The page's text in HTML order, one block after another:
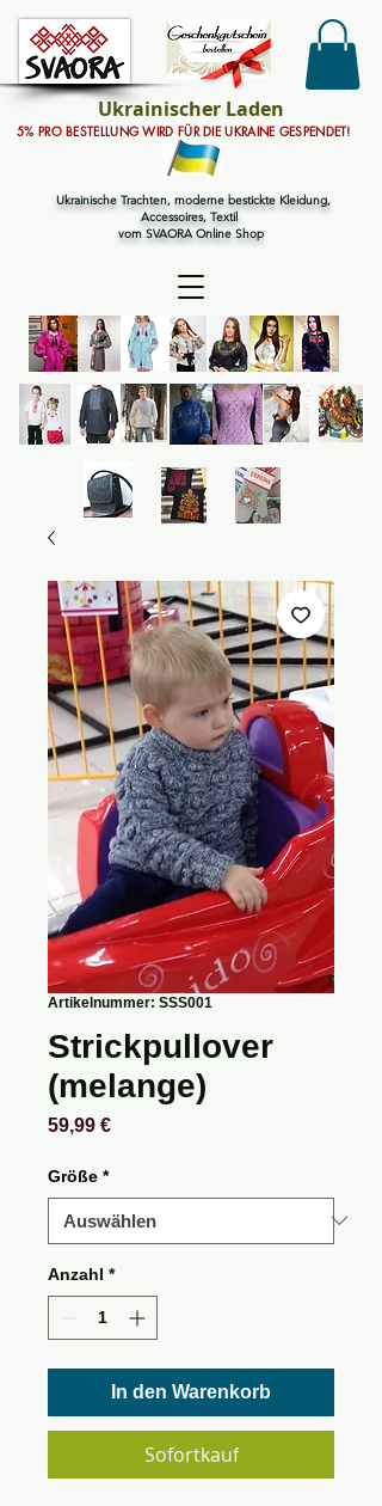
Ukrainische Trachten, moderne bestickte Kleidung,
Accessoires, Textil
vom SVAORA Online Shop
5% PRO BESTELLUNG WIRD FÜR DIE UKRAINE GESPENDET!
Ukrainischer Laden
Artikelnummer: SSS001
Strickpullover
(melange)
59,99 €Preis
Größe *
Anzahl *
In den Warenkorb
Sofortkauf